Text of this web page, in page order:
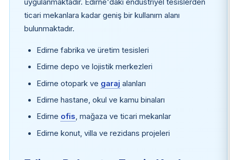
uygulanmaktadır. Edirne'daki endüstriyel tesislerden
ticari mekanlara kadar geniş bir kullanım alanı
bulunmaktadır.
Edirne fabrika ve üretim tesisleri
Edirne depo ve lojistik merkezleri
Edirne otopark ve garaj alanları
Edirne hastane, okul ve kamu binaları
Edirne ofis, mağaza ve ticari mekanlar
Edirne konut, villa ve rezidans projeleri